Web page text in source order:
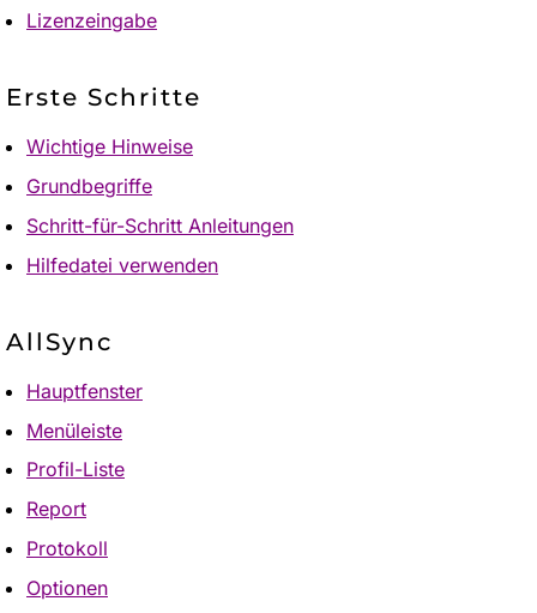
Lizenzeingabe
Erste Schritte
Wichtige Hinweise
Grundbegriffe
Schritt-für-Schritt Anleitungen
Hilfedatei verwenden
AllSync
Hauptfenster
Menüleiste
Profil-Liste
Report
Protokoll
Optionen